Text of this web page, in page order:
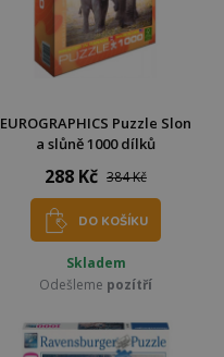
EUROGRAPHICS Puzzle Slon
a slůně 1000 dílků
288 Kč 384 Kč
DO KOŠÍKU
Skladem
Odešleme pozítří